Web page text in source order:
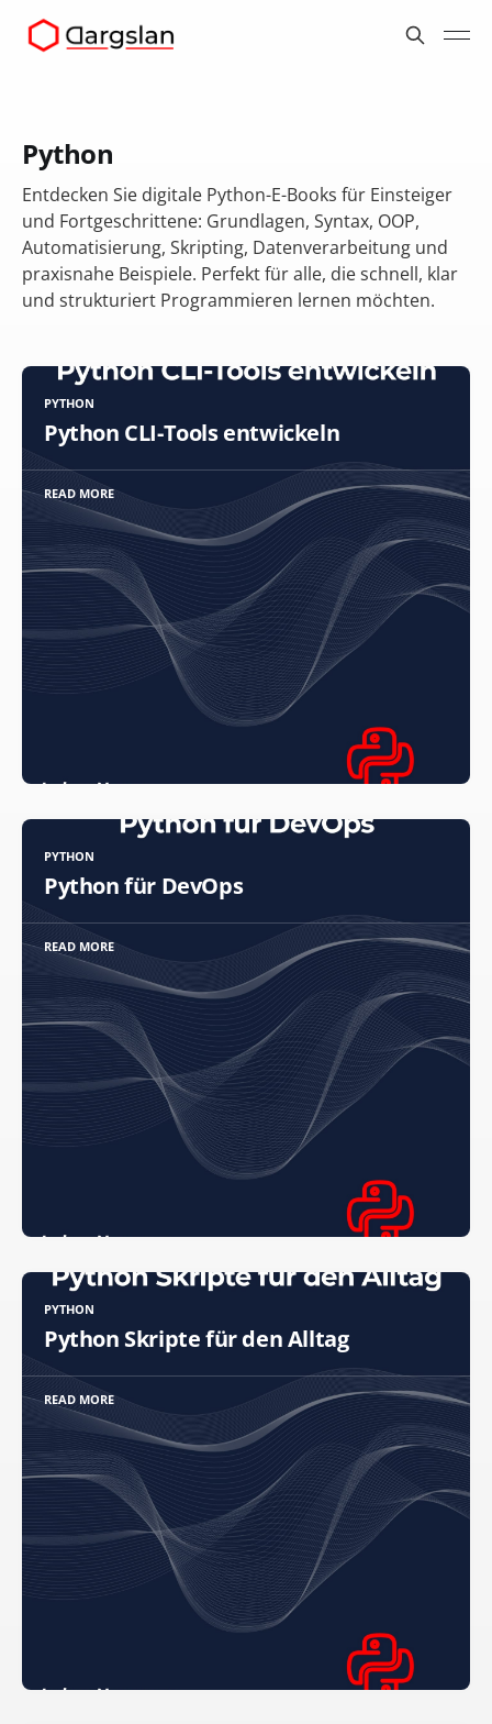
Python
Entdecken Sie digitale Python-E-Books für Einsteiger
und Fortgeschrittene: Grundlagen, Syntax, OOP,
Automatisierung, Skripting, Datenverarbeitung und
praxisnahe Beispiele. Perfekt für alle, die schnell, klar
und strukturiert Programmieren lernen möchten.
PYTHON
Python CLI-Tools entwickeln
READ MORE
PYTHON
Python für DevOps
READ MORE
PYTHON
Python Skripte für den Alltag
READ MORE